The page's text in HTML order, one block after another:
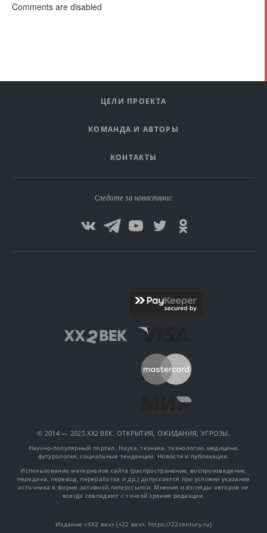
Comments are disabled
ЦЕЛИ ПРОЕКТА
КОМАНДА И АВТОРЫ
КОНТАКТЫ
Следите за новостями:
© 2014 — 2025 XX2 ВЕК. ОТКРЫТИЯ, ОЖИДАНИЯ, УГРОЗЫ.
Научно-популярный портал. Наука, техника, технологии, медицина,
футурология, социальные тенденции. Новости и публикации.
Использование материалов сайта (распространение, воспроизведение,
передача, перевод, переработка и др.) допускается при условии указания
источника в форме активной гиперссылки. Мнения и взгляды авторов не
всегда совпадают с точкой зрения редакции.
Издание «XX2 век» («22 век», https://22century.ru)